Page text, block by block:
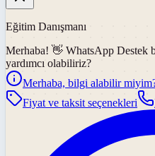
Eğitim Danışmanı
Merhaba! 👋 WhatsApp Destek
yardımcı olabiliriz?
Merhaba, bilgi alabilir
Fiyat ve taksit seçenekleri